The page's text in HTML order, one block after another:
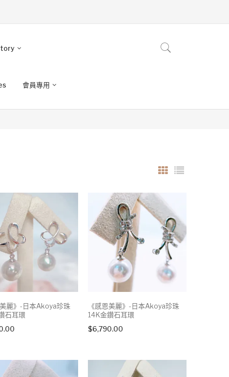
會員專用
美麗》-日本Akoya珍珠
石耳環
《感恩美麗》-日本Akoya珍珠
14K金鑽石耳環
$6,790.00